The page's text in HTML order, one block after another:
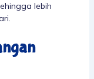
lebih